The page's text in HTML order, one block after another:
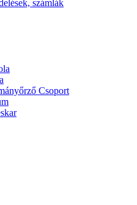
számlák
Csoport